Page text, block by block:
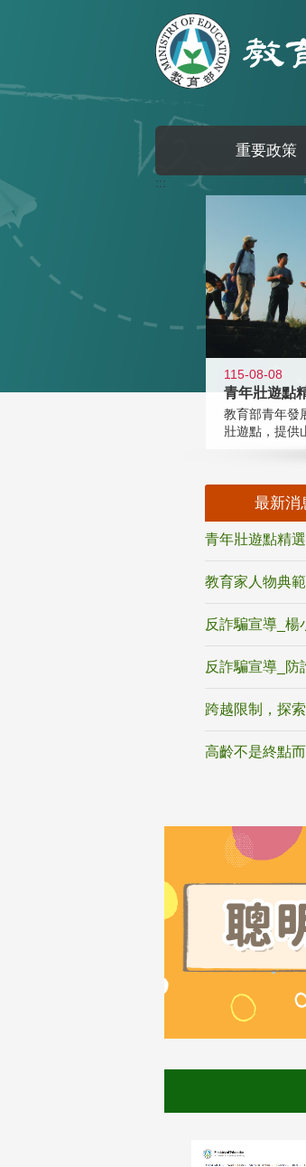
重要政策
:::
115-08-08
教育部青年發
壯遊點，提供
最新消
青年壯遊點精
教育家人物典
反詐騙宣導_楊
反詐騙宣導_防
跨越限制，探
高齡不是終點